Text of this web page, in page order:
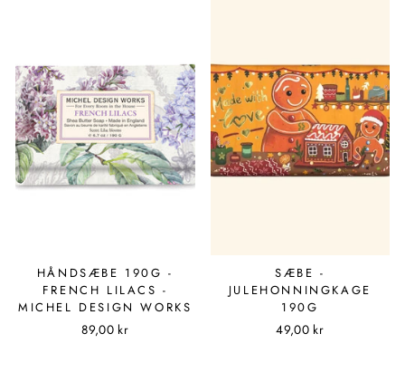
HÅNDSÆBE 190G -
FRENCH LILACS -
MICHEL DESIGN WORKS
89,00 kr
SÆBE -
JULEHONNINGKAGE
190G
49,00 kr